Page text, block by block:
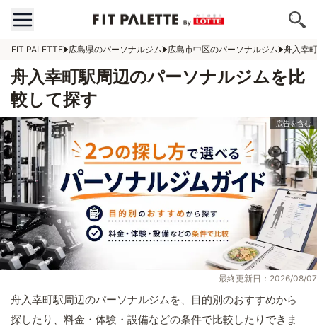
FIT PALETTE 広島県のパーソナルジム 広島市中区のパーソナルジム 舟入幸
舟入幸町駅周辺のパーソナルジムを比
較して探す
最終更新日：2026/08/07
舟入幸町駅周辺のパーソナルジムを、目的別のおすすめから
探したり、料金・体験・設備などの条件で比較したりできま